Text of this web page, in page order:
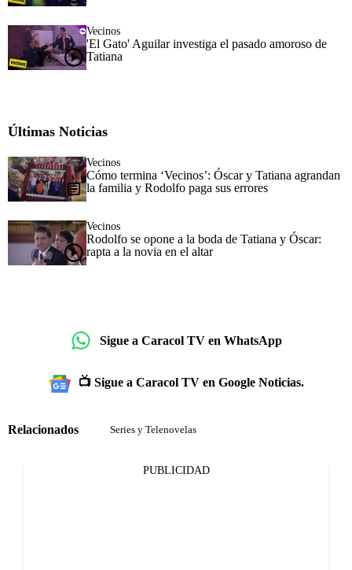
Vecinos
'El Gato' Aguilar investiga el pasado amoroso de
Tatiana
Últimas Noticias
Vecinos
Cómo termina ‘Vecinos’: Óscar y Tatiana agrandan
la familia y Rodolfo paga sus errores
Vecinos
Rodolfo se opone a la boda de Tatiana y Óscar:
rapta a la novia en el altar
Sigue a Caracol TV en WhatsApp
📺 Sigue a Caracol TV en Google Noticias.
Relacionados Series y Telenovelas
PUBLICIDAD